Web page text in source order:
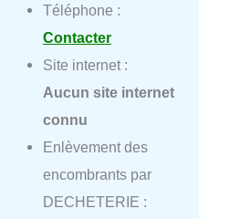
Téléphone :
Contacter
Site internet :
Aucun site internet
connu
Enlèvement des
encombrants par
DECHETERIE :